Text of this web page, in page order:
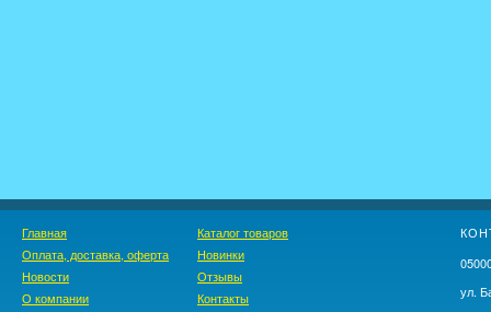
Главная
Оплата, доставка, оферта
Новости
О компании
Каталог товаров
Новинки
Отзывы
Контакты
ул.